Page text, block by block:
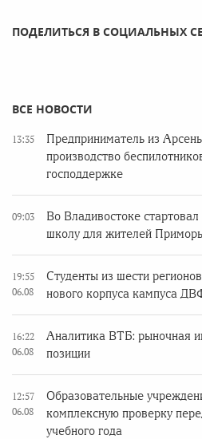
ПОДЕЛИТЬСЯ В СОЦИАЛЬНЫХ
ВСЕ НОВОСТИ
13:35
Предприниматель из
производство
господдержке
09:03
Во Владивостоке
школу для жителей
19:55
06.08
Студенты из шести
нового корпуса кампуса
16:22
06.08
Аналитика ВТБ: рыночная
позиции
12:57
06.08
Образовательные
комплексную проверку
учебного года